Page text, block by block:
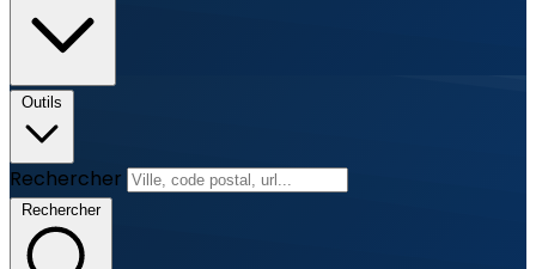
Outils
Rechercher
Rechercher